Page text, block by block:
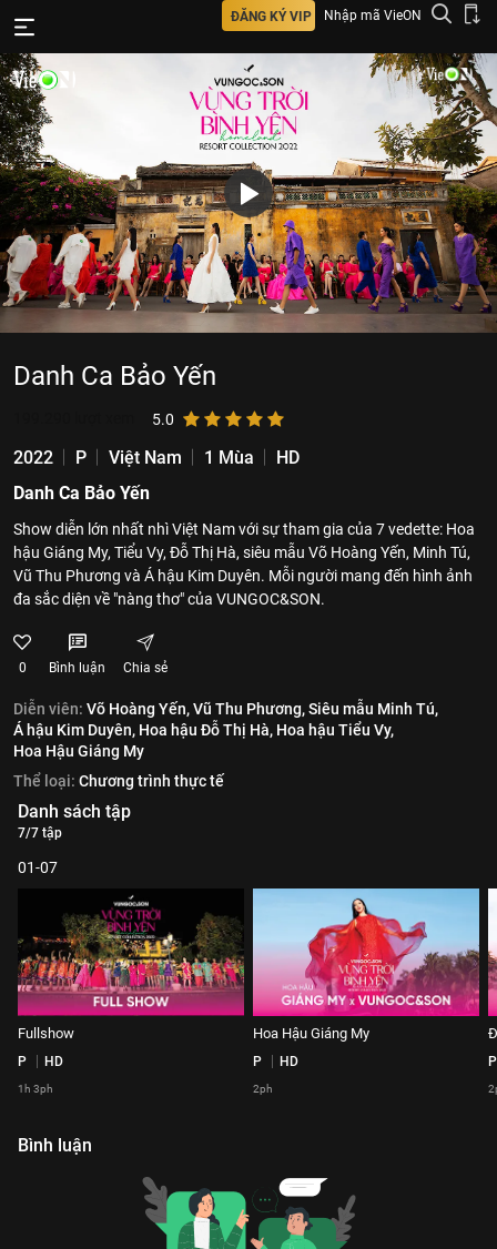
ĐĂNG KÝ VIP Nhập mã VieON
Danh Ca Bảo Yến
5.0
2022 P Việt Nam 1 Mùa
HD
Danh Ca Bảo Yến
Show diễn lớn nhất nhì Việt Nam với sự tham gia của 7 vedette: Hoa
hậu Giáng My, Tiểu Vy, Đỗ Thị Hà, siêu mẫu Võ Hoàng Yến, Minh Tú,
Vũ Thu Phương và Á hậu Kim Duyên. Mỗi người mang đến hình ảnh
đa sắc diện về "nàng thơ" của VUNGOC&SON.
0 Bình luận Chia sẻ
Diễn viên: Võ Hoàng Yến,Vũ Thu Phương,Siêu mẫu Minh Tú,
Á hậu Kim Duyên, Hoa hậu Đỗ Thị Hà, Hoa hậu Tiểu Vy,
Hoa Hậu Giáng My
Thể loại: Chương trình thực tế
Danh sách tập
7/7 tập
01-07
Fullshow
P HD
1h 3ph
Hoa Hậu Giáng My
P HD
2ph
P
Bình luận